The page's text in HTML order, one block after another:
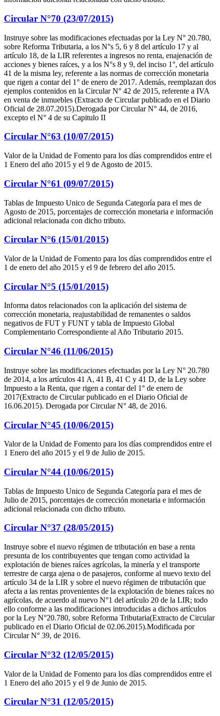
Circular N°70 (23/07/2015)
Instruye sobre las modificaciones efectuadas por la Ley N° 20.780,
sobre Reforma Tributaria, a los N°s 5, 6 y 8 del artículo 17 y al
artículo 18, de la LIR referentes a ingresos no renta, enajenación de
acciones y bienes raíces, y a los N°s 8 y 9, del inciso 1°, del artículo
41 de la misma ley, referente a las normas de corrección monetaria
que rigen a contar del 1° de enero de 2017. Además, reemplazan dos
ejemplos contenidos en la Circular N° 42 de 2015, referente a IVA
en venta de inmuebles (Extracto de Circular publicado en el Diario
Oficial de 28.07.2015).Derogada por Circular N° 44, de 2016,
excepto el N° 4 de su Capitulo II
Circular N°63 (10/07/2015)
Valor de la Unidad de Fomento para los días comprendidos entre el
1 Enero del año 2015 y el 9 de Agosto de 2015.
Circular N°61 (09/07/2015)
Tablas de Impuesto Unico de Segunda Categoría para el mes de
Agosto de 2015, porcentajes de corrección monetaria e información
adicional relacionada con dicho tributo.
Circular N°6 (15/01/2015)
Valor de la Unidad de Fomento para los días comprendidos entre el
1 de enero del año 2015 y el 9 de febrero del año 2015.
Circular N°5 (15/01/2015)
Informa datos relacionados con la aplicación del sistema de
corrección monetaria, reajustabilidad de remanentes o saldos
negativos de FUT y FUNT y tabla de Impuesto Global
Complementario Correspondiente al Año Tributario 2015.
Circular N°46 (11/06/2015)
Instruye sobre las modificaciones efectuadas por la Ley N° 20.780
de 2014, a los artículos 41 A, 41 B, 41 C y 41 D, de la Ley sobre
Impuesto a la Renta, que rigen a contar del 1° de enero de
2017(Extracto de Circular publicado en el Diario Oficial de
16.06.2015). Derogada por Circular N° 48, de 2016.
Circular N°45 (10/06/2015)
Valor de la Unidad de Fomento para los días comprendidos entre el
1 Enero del año 2015 y el 9 de Julio de 2015.
Circular N°44 (10/06/2015)
Tablas de Impuesto Unico de Segunda Categoría para el mes de
Julio de 2015, porcentajes de corrección monetaria e información
adicional relacionada con dicho tributo.
Circular N°37 (28/05/2015)
Instruye sobre el nuevo régimen de tributación en base a renta
presunta de los contribuyentes que tengan como actividad la
explotación de bienes raíces agrícolas, la minería y el transporte
terrestre de carga ajena o de pasajeros, conforme al nuevo texto del
artículo 34 de la LIR y sobre el nuevo régimen de tributación que
afecta a las rentas provenientes de la explotación de bienes raíces no
agrícolas, de acuerdo al nuevo N°1 del artículo 20 de la LIR; todo
ello conforme a las modificaciones introducidas a dichos artículos
por la Ley N°20.780, sobre Reforma Tributaria(Extracto de Circular
publicado en el Diario Oficial de 02.06.2015).Modificada por
Circular N° 39, de 2016.
Circular N°32 (12/05/2015)
Valor de la Unidad de Fomento para los días comprendidos entre el
1 Enero del año 2015 y el 9 de Junio de 2015.
Circular N°31 (12/05/2015)